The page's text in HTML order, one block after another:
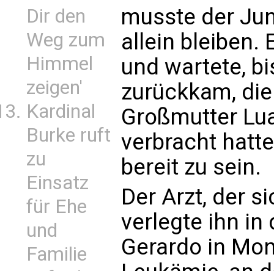
Dir den
Weg zum
Himmel
zeigen'
Kardinal
Burke ruft
zu
Einsatz
für Ehe
und
Familie
musste der
allein bleiben.
und wartete,
zurückkam,
Großmutter
verbracht
bereit zu sein.
Der Arzt, der
verlegte ihn in
Gerardo in